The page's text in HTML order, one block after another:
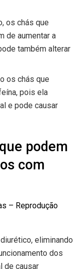
os chás que
de aumentar a
também alterar
os chás que
pois ela
e pode causar
podem
com
– Reprodução
eliminando
dos
de causar